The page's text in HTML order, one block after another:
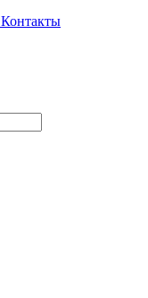
Контакты